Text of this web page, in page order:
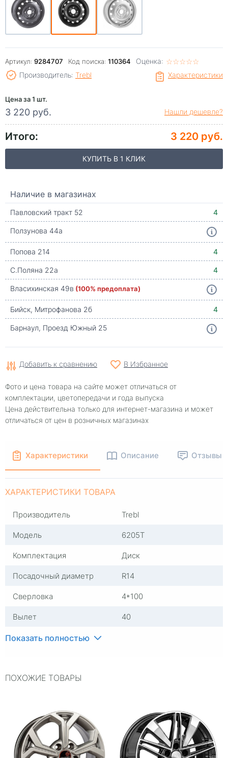
Артикул: 9284707 Код поиска: 110364 Оценка: ☆☆☆☆☆
★★★★★
Характеристики
Производитель: Trebl
Цена за 1 шт.
3 220 руб. Нашли дешевле?
Итого: 3 220 руб.
КУПИТЬ В 1 КЛИК
Наличие в магазинах
Павловский тракт 52
4
Ползунова 44а
Попова 214
4
С.Поляна 22а
4
Власихинская 49в (100% предоплата)
Бийск, Митрофанова 2б
4
Барнаул, Проезд Южный 25
Добавить к сравнению В Избранное
Фото и цена товара на сайте может отличаться от
комплектации, цветопередачи и года выпуска
Цена действительна только для интернет-магазина и может
отличаться от цен в розничных магазинах
Характеристики Описание Отзывы
ХАРАКТЕРИСТИКИ ТОВАРА
Производитель
Trebl
Модель
6205T
Комплектация
Диск
Посадочный диаметр
R14
Сверловка
4*100
Вылет
40
ЦО
Тип диска
Цвет
Черный
Категория
Легковые
Показать полностью
ПОХОЖИЕ ТОВАРЫ